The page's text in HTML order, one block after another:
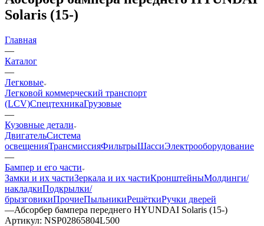
Solaris (15-)
Главная
—
Каталог
—
Легковые
Легковой коммерческий транспорт
(LCV)СпецтехникаГрузовые
—
Кузовные детали
ДвигательСистема
освещенияТрансмиссияФильтрыШассиЭлектрооборудование
—
Бампер и его части
Замки и их частиЗеркала и их частиКронштейныМолдинги/
накладкиПодкрылки/
брызговикиПрочиеПыльникиРешёткиРучки дверей
—Абсорбер бампера переднего HYUNDAI Solaris (15-)
Артикул: NSP02865804L500